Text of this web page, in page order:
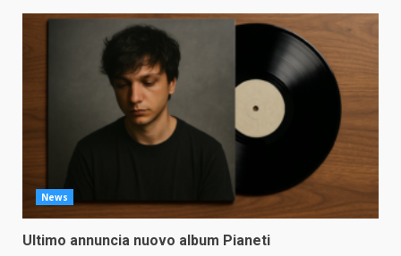
News
Ultimo annuncia nuovo album Pianeti